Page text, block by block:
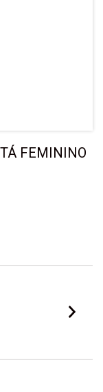
FEMININO